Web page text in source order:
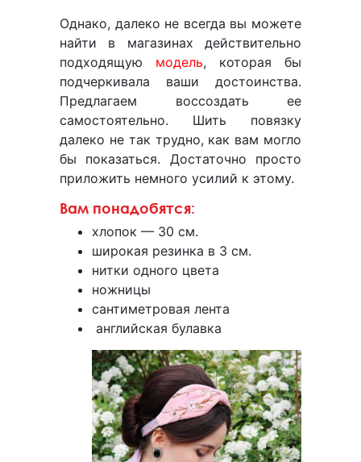
Однако, далеко не всегда вы можете
найти в магазинах действительно
подходящую модель, которая бы
подчеркивала ваши достоинства.
Предлагаем воссоздать ее
самостоятельно. Шить повязку
далеко не так трудно, как вам могло
бы показаться. Достаточно просто
приложить немного усилий к этому.
Вам понадобятся:
хлопок — 30 см.
широкая резинка в 3 см.
нитки одного цвета
ножницы
сантиметровая лента
английская булавка